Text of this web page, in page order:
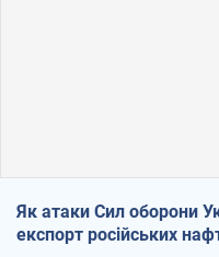
Як атаки Сил оборони
експорт російських